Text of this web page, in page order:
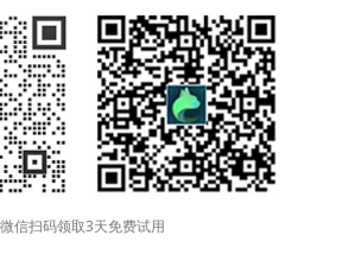
微信扫码领取3天免费试用